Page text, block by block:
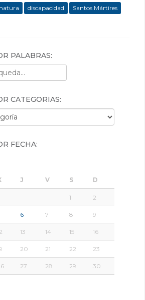
discapacidad Santos Mártires
PALABRAS:
CATEGORÍAS:
FECHA:
J V S D
1 2
6 7 8 9
13 14 15 16
20 21 22 23
27 28 29 30